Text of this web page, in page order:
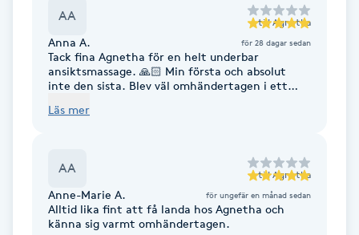
Celluliter
Coachning
Color correction
Damklippning
AA till Agnetha
Anna A. för 28 dagar sedan
Tack fina Agnetha för en helt underbar
ansiktsmassage. 🙏🏻 Min första och absolut
inte den sista. Blev väl omhändertagen i ett
varmt! 🥰
Läs mer
AA till Agnetha
Anne-Marie A. för ungefär en månad sedan
Alltid lika fint att få landa hos Agnetha och
känna sig varmt omhändertagen.